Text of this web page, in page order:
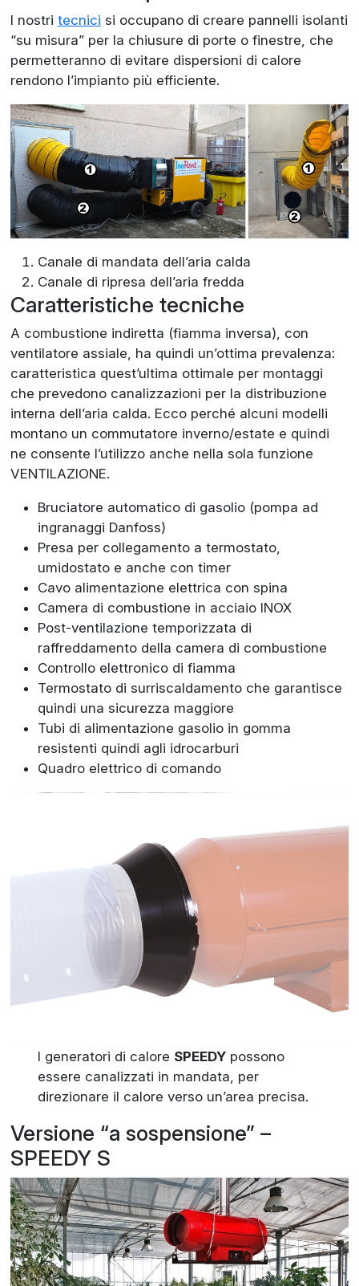
I nostri tecnici si occupano di creare pannelli isolanti
“su misura” per la chiusure di porte o finestre, che
permetteranno di evitare dispersioni di calore
rendono l’impianto più efficiente.
Canale di mandata dell’aria calda
Canale di ripresa dell’aria fredda
Caratteristiche tecniche
A combustione indiretta (fiamma inversa), con
ventilatore assiale, ha quindi un’ottima prevalenza:
caratteristica quest’ultima ottimale per montaggi
che prevedono canalizzazioni per la distribuzione
interna dell’aria calda. Ecco perché alcuni modelli
montano un commutatore inverno/estate e quindi
ne consente l’utilizzo anche nella sola funzione
VENTILAZIONE.
Bruciatore automatico di gasolio (pompa ad
ingranaggi Danfoss)
Presa per collegamento a termostato,
umidostato e anche con timer
Cavo alimentazione elettrica con spina
Camera di combustione in acciaio INOX
Post-ventilazione temporizzata di
raffreddamento della camera di combustione
Controllo elettronico di fiamma
Termostato di surriscaldamento che garantisce
quindi una sicurezza maggiore
Tubi di alimentazione gasolio in gomma
resistenti quindi agli idrocarburi
Quadro elettrico di comando
I generatori di calore SPEEDYpossono
essere canalizzati in mandata, per
direzionare il calore verso un’area precisa.
Versione “a sospensione” –
SPEEDY S